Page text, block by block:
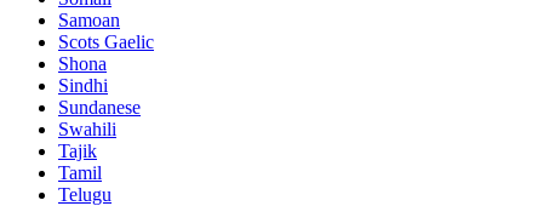
Samoan
Scots Gaelic
Shona
Sindhi
Sundanese
Swahili
Tajik
Tamil
Telugu